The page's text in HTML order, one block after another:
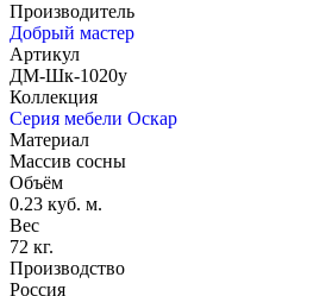
Производитель
Добрый мастер
Артикул
ДМ-Шк-1020у
Коллекция
Серия мебели Оскар
Материал
Массив сосны
Объём
0.23 куб. м.
Вес
72 кг.
Производство
Россия